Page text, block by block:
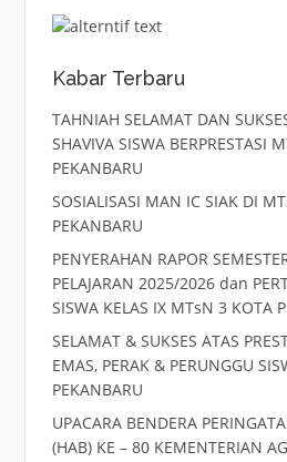
Kabar Terbaru
TAHNIAH SELAMAT DAN
SHAVIVA SISWA BERPRESTASI
PEKANBARU
SOSIALISASI MAN IC SIAK DI
PEKANBARU
PENYERAHAN RAPOR
PELAJARAN 2025/2026 dan
SISWA KELAS IX MTsN 3 KOTA
SELAMAT & SUKSES ATAS
EMAS, PERAK & PERUNGGU
PEKANBARU
UPACARA BENDERA
(HAB) KE – 80 KEMENTERIAN